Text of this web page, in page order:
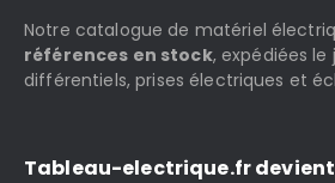
Notre catalogue de matériel
références en stock, expédiées
différentiels, prises électriques et
Tableau-electrique.fr devient